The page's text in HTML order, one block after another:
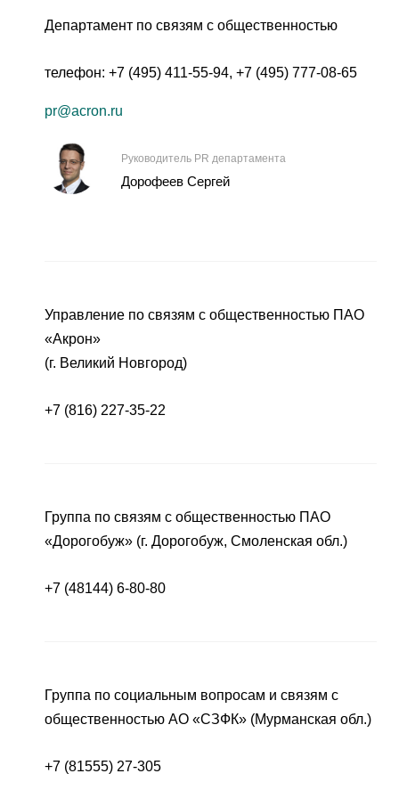
Департамент по связям с общественностью
телефон: +7 (495) 411-55-94, +7 (495) 777-08-65
pr@acron.ru
Руководитель PR департамента
Дорофеев Сергей
Управление по связям с общественностью ПАО
«Акрон»
(г. Великий Новгород)
+7 (816) 227-35-22
Группа по связям с общественностью ПАО
«Дорогобуж» (г. Дорогобуж, Смоленская обл.)
+7 (48144) 6-80-80
Группа по социальным вопросам и связям с
общественностью АО «СЗФК» (Мурманская обл.)
+7 (81555) 27-305